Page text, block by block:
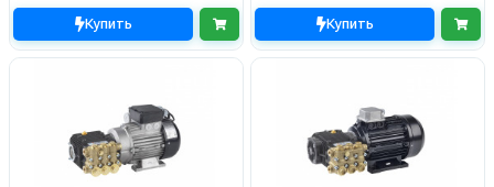
Купить Купить